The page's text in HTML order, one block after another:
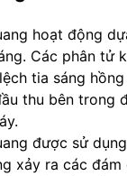
hoạt động
Các phân tử
tia sáng
thu bên trong
được sử
xảy ra các đám